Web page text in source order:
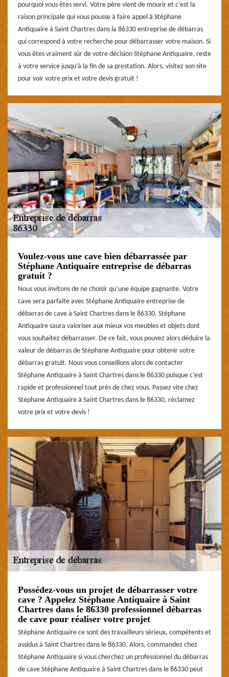
pourquoi vous êtes servi. Votre père vient de mourir et c’est la
raison principale qui vous pousse à faire appel à Stéphane
Antiquaire à Saint Chartres dans la 86330 entreprise de débarras
qui correspond à votre recherche pour débarrasser votre maison. Si
vous êtes vraiment sûr de votre décision Stéphane Antiquaire, reste
à votre service jusqu’à la fin de sa prestation. Alors, visitez son site
pour voir votre prix et votre devis gratuit !
Voulez-vous une cave bien débarrassée par
Stéphane Antiquaire entreprise de débarras
gratuit ?
Nous vous invitons de ne choisir qu’une équipe gagnante. Votre
cave sera parfaite avec Stéphane Antiquaire entreprise de
débarras de cave à Saint Chartres dans le 86330. Stéphane
Antiquaire saura valoriser aux mieux vos meubles et objets dont
vous souhaitez débarrasser. De ce fait, vous pouvez alors déduire la
valeur de débarras de Stéphane Antiquaire pour obtenir votre
débarras gratuit. Nous vous conseillons alors de contacter
Stéphane Antiquaire à Saint Chartres dans le 86330 puisque c’est
rapide et professionnel tout près de chez vous. Passez vite chez
Stéphane Antiquaire à Saint Chartres dans le 86330, réclamez
votre prix et votre devis !
Possédez-vous un projet de débarrasser votre
cave ? Appelez Stéphane Antiquaire à Saint
Chartres dans le 86330 professionnel débarras
de cave pour réaliser votre projet
Stéphane Antiquaire ce sont des travailleurs sérieux, compétents et
assidus à Saint Chartres dans le 86330. Alors, commandez chez
Stéphane Antiquaire si vous cherchez un professionnel du débarras
de cave Stéphane Antiquaire à Saint Chartres dans le 86330 peut